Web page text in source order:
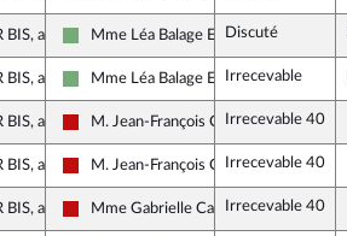
alinéa 3
Écologiste et Social
Mme Léa Balage El Mariky
Discuté
alinéa 3
Écologiste et Social
Mme Léa Balage El Mariky
Irrecevable
alinéa 4
La France insoumise - Nouveau Front
M. Jean-François Coulomme
Irrecevable 40
alinéa 4
La France insoumise - Nouveau Front
M. Jean-François Coulomme
Irrecevable 40
alinéa 4
La France insoumise - Nouveau Front
Mme Gabrielle CathalaIrrecevable 40